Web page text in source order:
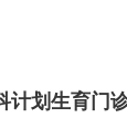
计划生育门